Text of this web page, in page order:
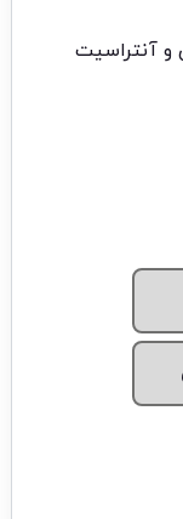
و آنتراسیت